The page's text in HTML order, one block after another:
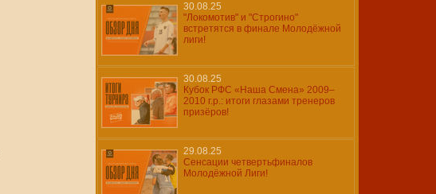
30.08.25
"Локомотив" и "Строгино"
встретятся в финале Молодёжной
лиги!
30.08.25
Кубок РФС «Наша Смена» 2009–
2010 г.р.: итоги глазами тренеров
призёров!
29.08.25
Сенсации четвертьфиналов
Молодёжной Лиги!